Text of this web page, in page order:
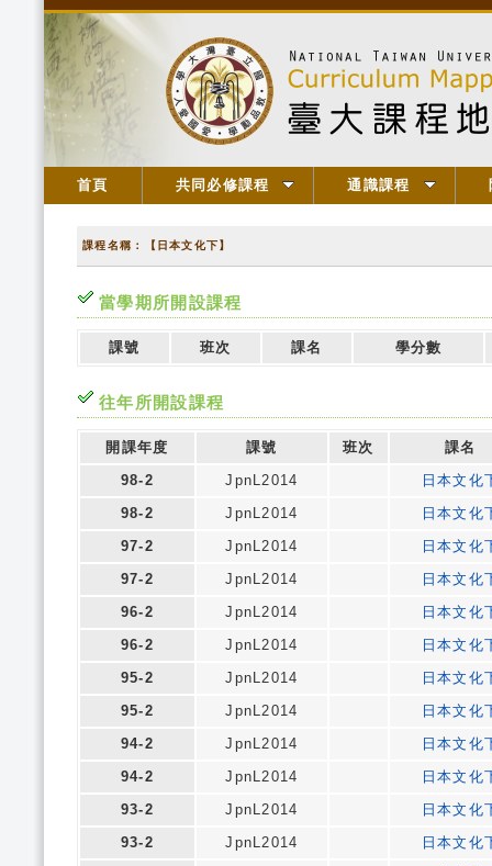
首頁 共同必修課程 通識課程
課程名稱：【日本文化下】
當學期所開設課程
課號 班次 課名 學分數
往年所開設課程
開課年度 課號 班次
課名
98-2
JpnL2014
日本文化
98-2
JpnL2014
日本文化
97-2
JpnL2014
日本文化
97-2
JpnL2014
日本文化
96-2
JpnL2014
日本文化
96-2
JpnL2014
日本文化
95-2
JpnL2014
日本文化
95-2
JpnL2014
日本文化
94-2
JpnL2014
日本文化
94-2
JpnL2014
日本文化
93-2
JpnL2014
日本文化
93-2
JpnL2014
日本文化